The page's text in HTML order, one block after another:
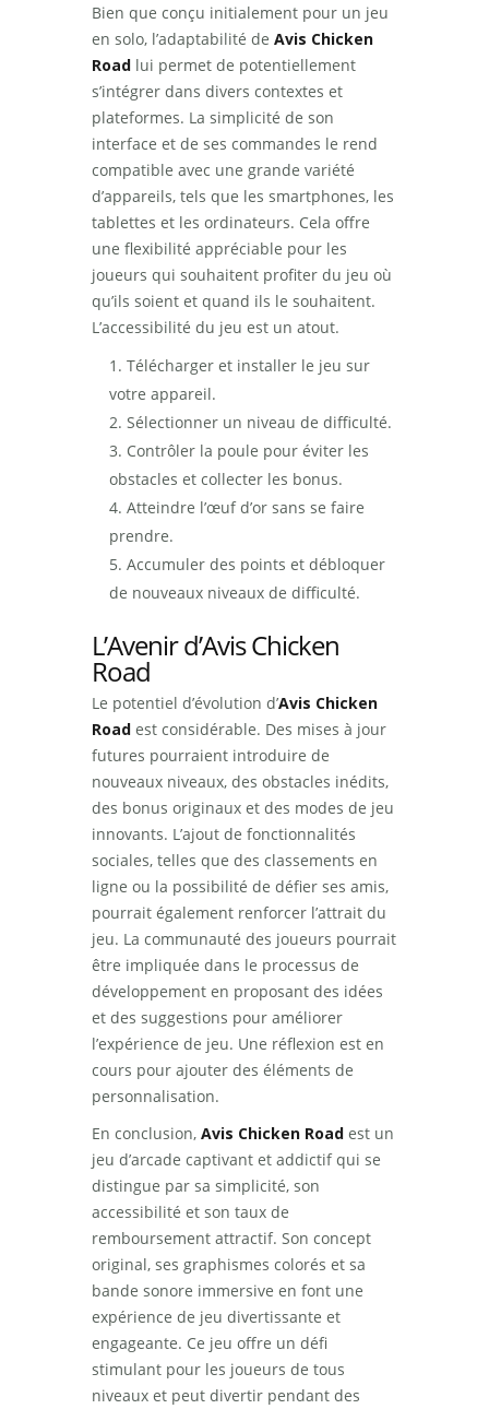
Bien que conçu initialement pour un jeu
en solo, l’adaptabilité de Avis Chicken
Road lui permet de potentiellement
s’intégrer dans divers contextes et
plateformes. La simplicité de son
interface et de ses commandes le rend
compatible avec une grande variété
d’appareils, tels que les smartphones, les
tablettes et les ordinateurs. Cela offre
une flexibilité appréciable pour les
joueurs qui souhaitent profiter du jeu où
qu’ils soient et quand ils le souhaitent.
L’accessibilité du jeu est un atout.
Télécharger et installer le jeu sur
votre appareil.
Sélectionner un niveau de difficulté.
Contrôler la poule pour éviter les
obstacles et collecter les bonus.
Atteindre l’œuf d’or sans se faire
prendre.
Accumuler des points et débloquer
de nouveaux niveaux de difficulté.
L’Avenir d’Avis Chicken
Road
Le potentiel d’évolution d’Avis Chicken
Road est considérable. Des mises à jour
futures pourraient introduire de
nouveaux niveaux, des obstacles inédits,
des bonus originaux et des modes de jeu
innovants. L’ajout de fonctionnalités
sociales, telles que des classements en
ligne ou la possibilité de défier ses amis,
pourrait également renforcer l’attrait du
jeu. La communauté des joueurs pourrait
être impliquée dans le processus de
développement en proposant des idées
et des suggestions pour améliorer
l’expérience de jeu. Une réflexion est en
cours pour ajouter des éléments de
personnalisation.
En conclusion, Avis Chicken Road est un
jeu d’arcade captivant et addictif qui se
distingue par sa simplicité, son
accessibilité et son taux de
remboursement attractif. Son concept
original, ses graphismes colorés et sa
bande sonore immersive en font une
expérience de jeu divertissante et
engageante. Ce jeu offre un défi
stimulant pour les joueurs de tous
niveaux et peut divertir pendant des